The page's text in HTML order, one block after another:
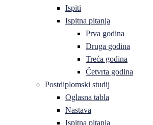
Ispiti
Ispitna pitanja
Prva godina
Druga godina
Treća godina
Četvrta godina
Postdiplomski studij
Oglasna tabla
Nastava
Ispitna pitanja